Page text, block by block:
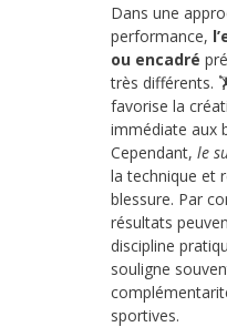
Dans une
performance,
ou encadré
très différents.
favorise la
immédiate aux
Cependant, le
la technique et
blessure. Par
résultats
discipline
souligne
sportives.